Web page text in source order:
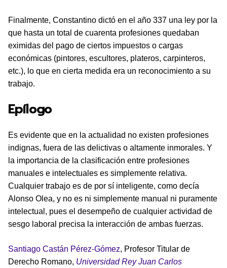
Finalmente, Constantino dictó en el año 337 una ley por la
que hasta un total de cuarenta profesiones quedaban
eximidas del pago de ciertos impuestos o cargas
económicas (pintores, escultores, plateros, carpinteros,
etc.), lo que en cierta medida era un reconocimiento a su
trabajo.
Epílogo
Es evidente que en la actualidad no existen profesiones
indignas, fuera de las delictivas o altamente inmorales. Y
la importancia de la clasificación entre profesiones
manuales e intelectuales es simplemente relativa.
Cualquier trabajo es de por sí inteligente, como decía
Alonso Olea, y no es ni simplemente manual ni puramente
intelectual, pues el desempeño de cualquier actividad de
sesgo laboral precisa la interacción de ambas fuerzas.
Santiago Castán Pérez-Gómez, Profesor Titular de
Derecho Romano, Universidad Rey Juan Carlos